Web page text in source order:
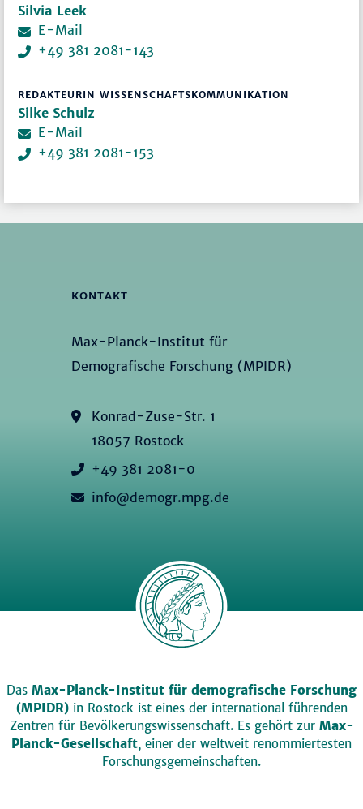
Silvia Leek
E-Mail
+49 381 2081-143
REDAKTEURIN WISSENSCHAFTSKOMMUNIKATION
Silke Schulz
E-Mail
+49 381 2081-153
KONTAKT
Max-Planck-Institut für
Demografische Forschung (MPIDR)
Konrad-Zuse-Str. 1
18057 Rostock
+49 381 2081-0
info@demogr.mpg.de
Das Max-Planck-Institut für demografische Forschung
(MPIDR)in Rostock ist eines der international führenden
Zentren für Bevölkerungswissenschaft. Es gehört zur Max-
Planck-Gesellschaft, einer der weltweit renommiertesten
Forschungsgemeinschaften.